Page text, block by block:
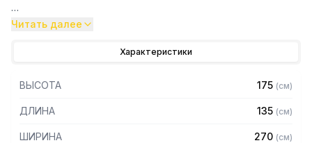
Особенности:
– Платформа изготовлена из нержавеющей стали
одинаковых деталей
– Режим сравнения показывает, попадает вес или нет в
установленный диапазон
– Удобен для дозирования в процентах
Читать далее
Характеристики
ВЫСОТА 175 (см)
ДЛИНА 135 (см)
ШИРИНА 270 (см)